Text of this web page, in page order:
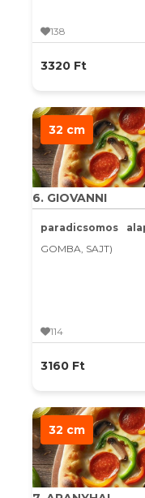
138
3320 Ft
32 cm
6. GIOVANNI
paradicsomos
GOMBA, SAJT)
114
3160 Ft
32 cm